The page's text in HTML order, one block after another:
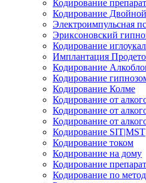
Кодирование
Кодирование
Электроимпульсная
Эриксоновский
Кодирование
Имплантация
Кодирование
Кодирование
Кодирование Колме
Кодирование от
Кодирование от
Кодирование от
Кодирование SIT|MST
Кодирование током
Кодирование на дому
Кодирование
Кодирование по